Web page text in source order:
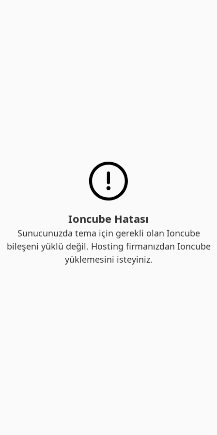
Ioncube Hatası
Sunucunuzda tema için gerekli olan Ioncube
bileşeni yüklü değil. Hosting firmanızdan Ioncube
yüklemesini isteyiniz.